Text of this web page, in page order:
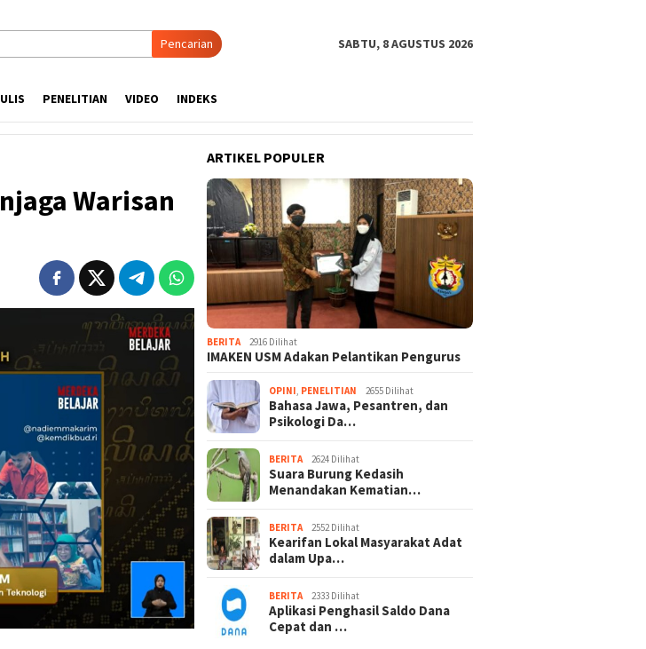
Pencarian SABTU, 8 AGUSTUS 2026
PENELITIAN VIDEO INDEKS
Warisan
ARTIKEL POPULER
BERITA 2916 Dilihat
IMAKEN USM Adakan Pelantikan Pengurus
OPINI PENELITIAN 2655 Dilihat
Bahasa Jawa, Pesantren, dan
Psikologi Da…
BERITA 2624 Dilihat
Suara Burung Kedasih
Menandakan Kematian…
BERITA 2552 Dilihat
Kearifan Lokal Masyarakat Adat
dalam Upa…
BERITA 2333 Dilihat
Aplikasi Penghasil Saldo Dana
Cepat dan …